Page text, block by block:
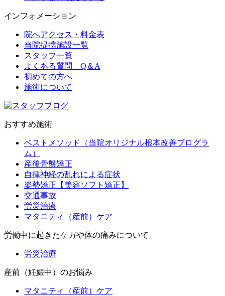
インフォメーション
院へアクセス・料金表
当院提携施設一覧
スタッフ一覧
よくある質問 Q＆A
初めての方へ
施術について
おすすめ施術
ベストメソッド（当院オリジナル根本改善プログラ
ム）
産後骨盤矯正
自律神経の乱れによる症状
姿勢矯正【美容ソフト矯正】
交通事故
労災治療
マタニティ（産前）ケア
労働中に起きたケガや体の痛みについて
労災治療
産前（妊娠中）のお悩み
マタニティ（産前）ケア